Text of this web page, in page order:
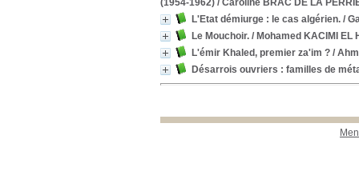
(1954-1962) / Caroline BRAC DE LA
L'Etat démiurge : le cas algérien. /
Le Mouchoir. / Mohamed KACIMI EL
L'émir Khaled, premier za'im ? /
Désarrois ouvriers : familles de